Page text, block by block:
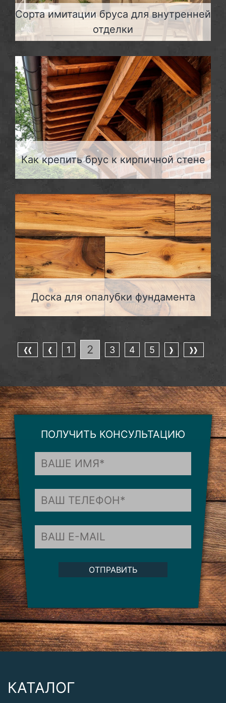
Сорта имитации бруса для внутренней
отделки
Как крепить брус к кирпичной стене
Доска для опалубки фундамента
1 2 3 4 5
ПОЛУЧИТЬ КОНСУЛЬТАЦИЮ
ОТПРАВИТЬ
КАТАЛОГ